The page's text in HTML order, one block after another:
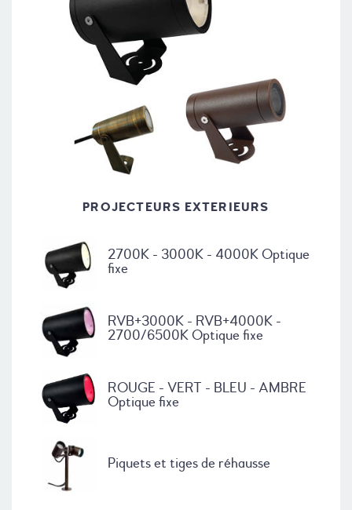
PROJECTEURS EXTERIEURS
2700K - 3000K - 4000K Optique
fixe
RVB+3000K - RVB+4000K -
2700/6500K Optique fixe
ROUGE - VERT - BLEU - AMBRE
Optique fixe
Piquets et tiges de réhausse